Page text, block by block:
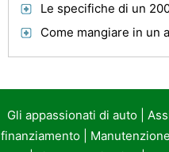
Le specifiche di un
Come mangiare in un
Gli appassionati di auto
finanziamento